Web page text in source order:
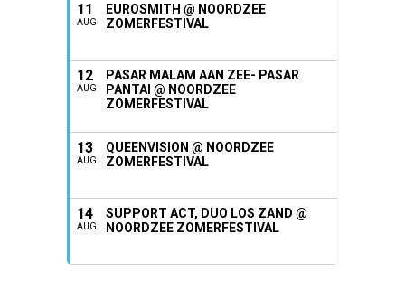
11
AUG
EUROSMITH @ NOORDZEE
ZOMERFESTIVAL
12
AUG
PASAR MALAM AAN ZEE- PASAR
PANTAI @ NOORDZEE
ZOMERFESTIVAL
13
AUG
QUEENVISION @ NOORDZEE
ZOMERFESTIVAL
14
AUG
SUPPORT ACT, DUO LOS ZAND @
NOORDZEE ZOMERFESTIVAL